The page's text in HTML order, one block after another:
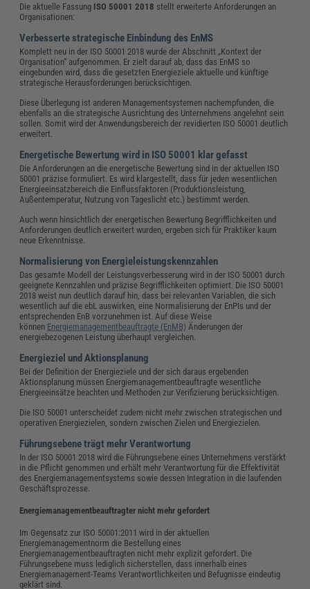
Die aktuelle Fassung ISO 50001 2018 stellt erweiterte Anforderungen an
Organisationen:
Verbesserte strategische Einbindung des EnMS
Komplett neu in der ISO 50001 2018 wurde der Abschnitt „Kontext der
Organisation“ aufgenommen. Er zielt darauf ab, dass das EnMS so
eingebunden wird, dass die gesetzten Energieziele aktuelle und künftige
strategische Herausforderungen berücksichtigen.
Diese Überlegung ist anderen Managementsystemen nachempfunden, die
ebenfalls an die strategische Ausrichtung des Unternehmens angelehnt sein
sollen. Somit wird der Anwendungsbereich der revidierten ISO 50001 deutlich
erweitert.
Energetische Bewertung wird in ISO 50001 klar gefasst
Die Anforderungen an die energetische Bewertung sind in der aktuellen ISO
50001 präzise formuliert. Es wird klargestellt, dass für jeden wesentlichen
Energieeinsatzbereich die Einflussfaktoren (Produktionsleistung,
Außentemperatur, Nutzung von Tageslicht etc.) bestimmt werden.
Auch wenn hinsichtlich der energetischen Bewertung Begrifflichkeiten und
Anforderungen deutlich erweitert wurden, ergeben sich für Praktiker kaum
neue Erkenntnisse.
Normalisierung von Energieleistungskennzahlen
Das gesamte Modell der Leistungsverbesserung wird in der ISO 50001 durch
geeignete Kennzahlen und präzise Begrifflichkeiten optimiert. Die ISO 50001
2018 weist nun deutlich darauf hin, dass bei relevanten Variablen, die sich
wesentlich auf die ebL auswirken, eine Normalisierung der EnPIs und der
entsprechenden EnB vorzunehmen ist. Auf diese Weise
können Energiemanagementbeauftragte (EnMB) Änderungen der
energiebezogenen Leistung überhaupt vergleichen.
Energieziel und Aktionsplanung
Bei der Definition der Energieziele und der sich daraus ergebenden
Aktionsplanung müssen Energiemanagementbeauftragte wesentliche
Energieeinsätze beachten und Methoden zur Verifizierung berücksichtigen.
Die ISO 50001 unterscheidet zudem nicht mehr zwischen strategischen und
operativen Energiezielen, sondern zwischen Zielen und Energiezielen.
Führungsebene trägt mehr Verantwortung
In der ISO 50001 2018 wird die Führungsebene eines Unternehmens verstärkt
in die Pflicht genommen und erhält mehr Verantwortung für die Effektivität
des Energiemanagementsystems sowie dessen Integration in die laufenden
Geschäftsprozesse.
Energiemanagementbeauftragter nicht mehr gefordert
Im Gegensatz zur ISO 50001:2011 wird in der aktuellen
Energiemanagementnorm die Bestellung eines
Energiemanagementbeauftragten nicht mehr explizit gefordert. Die
Führungsebene muss lediglich sicherstellen, dass innerhalb eines
Energiemanagement-Teams Verantwortlichkeiten und Befugnisse eindeutig
geklärt sind.